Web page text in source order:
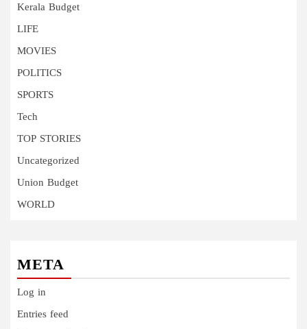
Kerala Budget
LIFE
MOVIES
POLITICS
SPORTS
Tech
TOP STORIES
Uncategorized
Union Budget
WORLD
META
Log in
Entries feed